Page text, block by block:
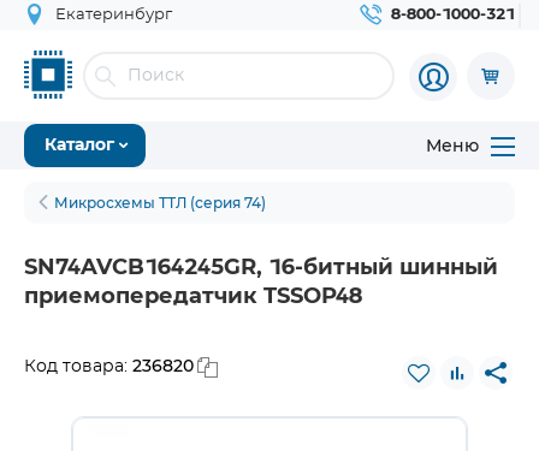
Екатеринбург 8-800-1000-321
Каталог Меню
Микросхемы ТТЛ (серия 74)
SN74AVCB164245GR, 16-битный шинный
приемопередатчик TSSOP48
Код товара: 236820